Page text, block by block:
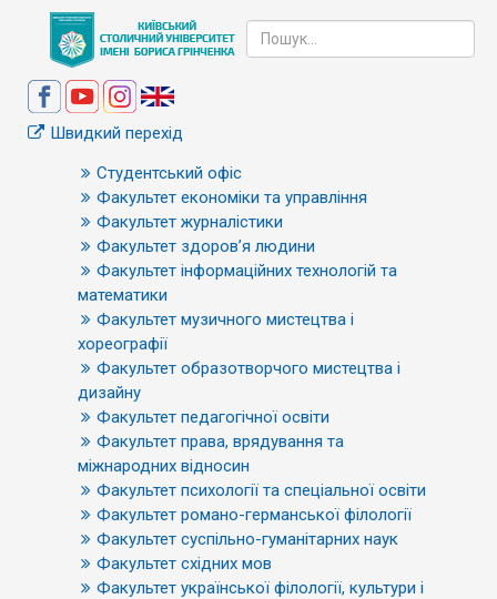
Швидкий перехід
Студентський офіс
Факультет економіки та управління
Факультет журналістики
Факультет здоров’я людини
Факультет інформаційних технологій та
математики
Факультет музичного мистецтва і
хореографії
Факультет образотворчого мистецтва і
дизайну
Факультет педагогічної освіти
Факультет права, врядування та
міжнародних відносин
Факультет психології та спеціальної освіти
Факультет романо-германської філології
Факультет суспільно-гуманітарних наук
Факультет східних мов
Факультет української філології, культури і